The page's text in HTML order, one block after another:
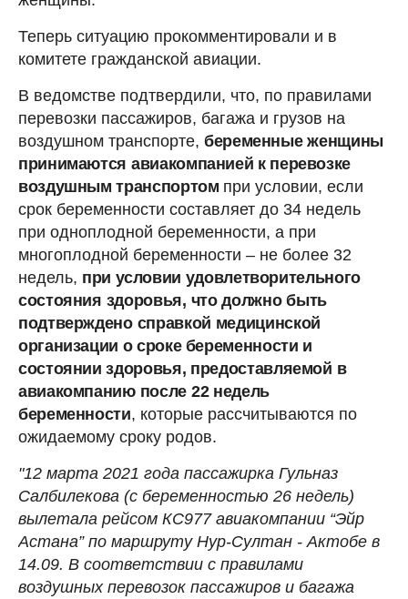
Теперь ситуацию прокомментировали и в
комитете гражданской авиации.
В ведомстве подтвердили, что, по правилами
перевозки пассажиров, багажа и грузов на
воздушном транспорте, беременные женщины
принимаются авиакомпанией к перевозке
воздушным транспортом при условии, если
срок беременности составляет до 34 недель
при одноплодной беременности, а при
многоплодной беременности – не более 32
недель, при условии удовлетворительного
состояния здоровья, что должно быть
подтверждено справкой медицинской
организации о сроке беременности и
состоянии здоровья, предоставляемой в
авиакомпанию после 22 недель
беременности, которые рассчитываются по
ожидаемому сроку родов.
"12 марта 2021 года пассажирка Гульназ
Салбилекова (с беременностью 26 недель)
вылетала рейсом КС977 авиакомпании “Эйр
Астана” по маршруту Нур-Султан - Актобе в
14.09. В соответствии с правилами
воздушных перевозок пассажиров и багажа